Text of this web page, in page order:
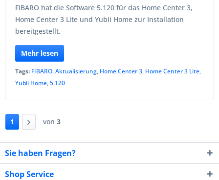
FIBARO hat die Software 5.120 für das Home Center 3,
Home Center 3 Lite und Yubii Home zur Installation
bereitgestellt.
Mehr lesen
Tags: FIBARO,Aktualisierung, Home Center 3, Home Center 3 Lite,
Yubii Home,5.120
1 von 3
Sie haben Fragen?
Shop Service